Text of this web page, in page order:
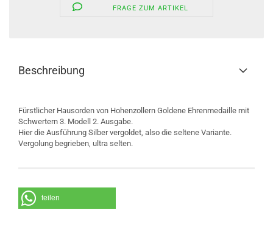
FRAGE ZUM ARTIKEL
Beschreibung
Fürstlicher Hausorden von Hohenzollern Goldene Ehrenmedaille mit
Schwertern 3. Modell 2. Ausgabe.
Hier die Ausführung Silber vergoldet, also die seltene Variante.
Vergolung begrieben, ultra selten.
teilen